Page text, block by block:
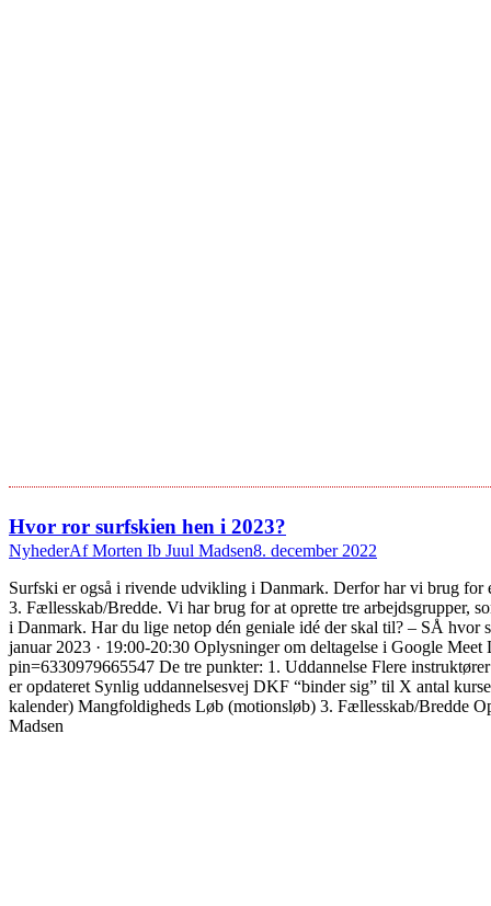
Hvor ror surfskien hen i 2023?
NyhederAfMorten Ib Juul Madsen8. december 2022
Surfski er også i rivende udvikling i Danmark. Derfor har vi brug
3. Fællesskab/Bredde. Vi har brug for at oprette tre arbejdsgrupper,
i Danmark. Har du lige netop dén geniale idé der skal til? – SÅ
januar 2023 · 19:00-20:30 Oplysninger om deltagelse i Google
pin=6330979665547 De tre punkter: 1. Uddannelse Flere
er opdateret Synlig uddannelsesvej DKF “binder sig” til X antal
kalender) Mangfoldigheds Løb (motionsløb) 3. Fællesskab/Bredde
Madsen